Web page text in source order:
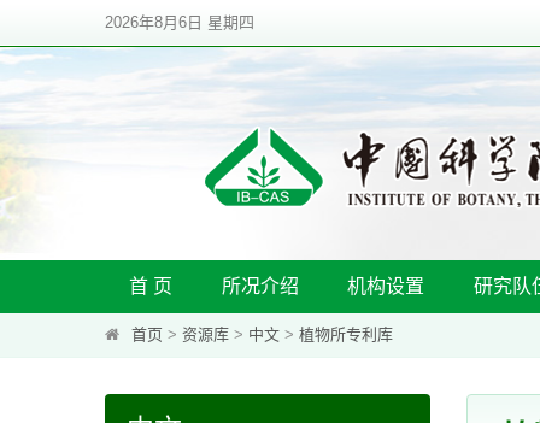
2026年8月6日 星期四
首 页 所况介绍 机构设置 研究队
首页 > 资源库 > 中文 > 植物所专利库